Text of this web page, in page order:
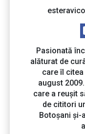
Pasionată
alăturat de
care îl citea
august
care a reușit
de cititori
Botoșani și-